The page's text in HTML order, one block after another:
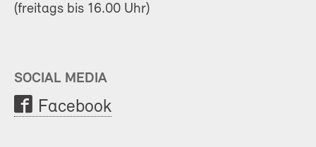
(freitags bis 16.00 Uhr)
SOCIAL MEDIA
Facebook